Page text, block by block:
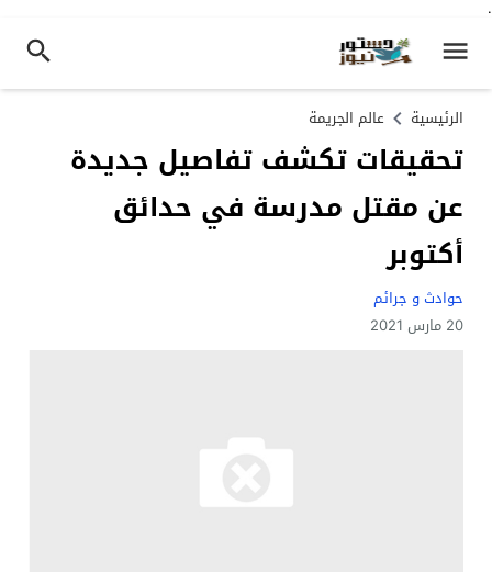
.
الرئيسية عالم الجريمة
تحقيقات تكشف تفاصيل جديدة
عن مقتل مدرسة في حدائق
أكتوبر
حوادث و جرائم
20 مارس 2021